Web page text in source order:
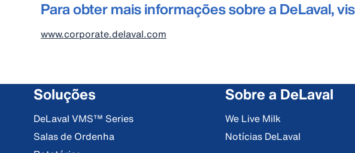
Para obter mais informações sobre a DeLaval,
www.corporate.delaval.com
Soluções
DeLaval VMS™ Series
Salas de Ordenha
Sobre a DeLaval
We Live Milk
Notícias DeLaval